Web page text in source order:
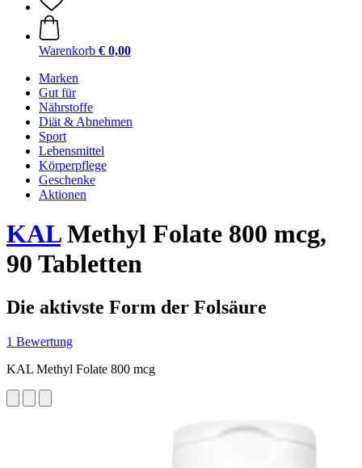
Warenkorb € 0,00
Marken
Gut für
Nährstoffe
Diät & Abnehmen
Sport
Lebensmittel
Körperpflege
Geschenke
Aktionen
KALMethyl Folate 800 mcg,
90 Tabletten
Die aktivste Form der Folsäure
1 Bewertung
KAL Methyl Folate 800 mcg